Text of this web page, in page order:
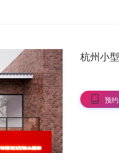
杭州小
预